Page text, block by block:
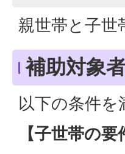
親世帯と子
補助対象
以下の条件を
【子世帯の要